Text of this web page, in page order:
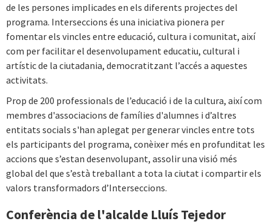
de les persones implicades en els diferents projectes del
programa. Interseccions és una iniciativa pionera per
fomentar els vincles entre educació, cultura i comunitat, així
com per facilitar el desenvolupament educatiu, cultural i
artístic de la ciutadania, democratitzant l’accés a aquestes
activitats.
Prop de 200 professionals de l’educació i de la cultura, així com
membres d'associacions de famílies d'alumnes i d’altres
entitats socials s'han aplegat per generar vincles entre tots
els participants del programa, conèixer més en profunditat les
accions que s’estan desenvolupant, assolir una visió més
global del que s’està treballant a tota la ciutat i compartir els
valors transformadors d’Interseccions.
Conferència de l'alcalde Lluís Tejedor